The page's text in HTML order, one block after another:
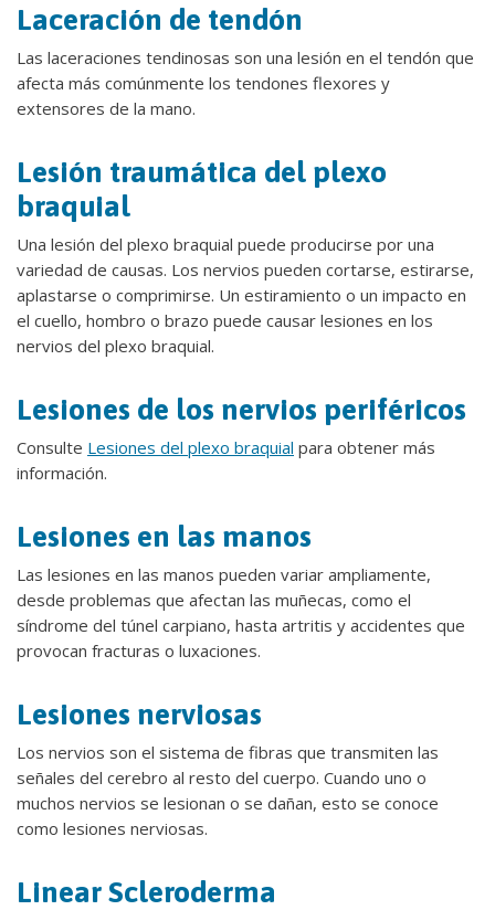
Laceración de tendón
Las laceraciones tendinosas son una lesión en el tendón que
afecta más comúnmente los tendones flexores y
extensores de la mano.
Lesión traumática del plexo
braquial
Una lesión del plexo braquial puede producirse por una
variedad de causas. Los nervios pueden cortarse, estirarse,
aplastarse o comprimirse. Un estiramiento o un impacto en
el cuello, hombro o brazo puede causar lesiones en los
nervios del plexo braquial.
Lesiones de los nervios periféricos
Consulte Lesiones del plexo braquial para obtener más
información.
Lesiones en las manos
Las lesiones en las manos pueden variar ampliamente,
desde problemas que afectan las muñecas, como el
síndrome del túnel carpiano, hasta artritis y accidentes que
provocan fracturas o luxaciones.
Lesiones nerviosas
Los nervios son el sistema de fibras que transmiten las
señales del cerebro al resto del cuerpo. Cuando uno o
muchos nervios se lesionan o se dañan, esto se conoce
como lesiones nerviosas.
Linear Scleroderma